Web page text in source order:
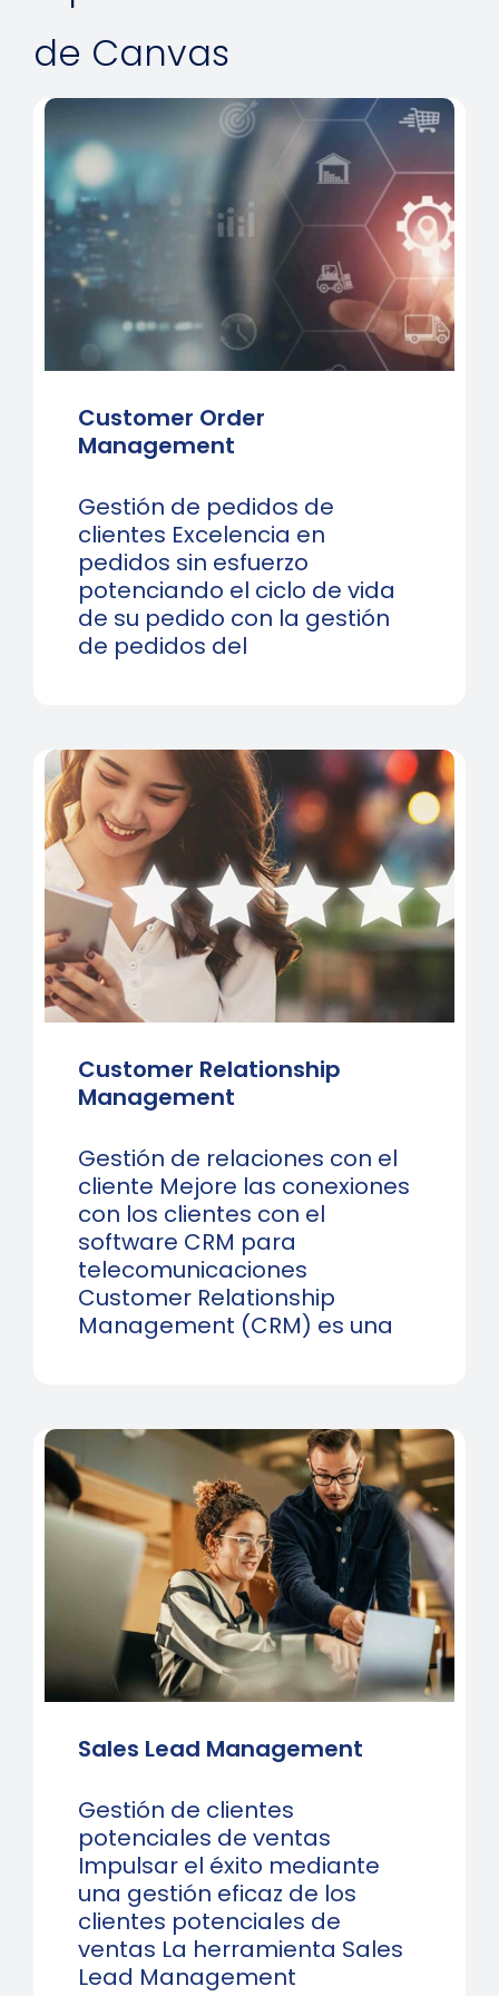
diferentes socios de interconexión y roaming,
transacciones financieras.
de Canvas
Customer Order
Management
Gestión de pedidos de
clientes Excelencia en
pedidos sin esfuerzo
potenciando el ciclo de vida
de su pedido con la gestión
de pedidos del
Customer Relationship
Management
Gestión de relaciones con el
cliente Mejore las conexiones
con los clientes con el
software CRM para
telecomunicaciones
Customer Relationship
Management (CRM) es una
Sales Lead Management
Gestión de clientes
potenciales de ventas
Impulsar el éxito mediante
una gestión eficaz de los
clientes potenciales de
ventas La herramienta Sales
Lead Management